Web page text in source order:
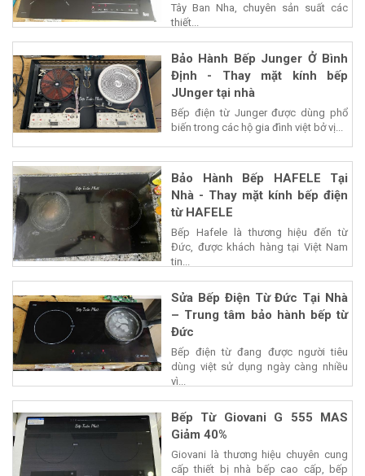
Tây Ban Nha, chuyên sản suất các
thiết...
Bảo Hành Bếp Junger Ở Bình
Định - Thay mặt kính bếp
JUnger tại nhà
Bếp điện từ Junger được dùng phổ
biến trong các hộ gia đình việt bở vị...
Bảo Hành Bếp HAFELE Tại
Nhà - Thay mặt kính bếp điện
từ HAFELE
Bếp Hafele là thương hiệu đến từ
Đức, được khách hàng tại Việt Nam
tin...
Sửa Bếp Điện Từ Đức Tại Nhà
– Trung tâm bảo hành bếp từ
Đức
Bếp điện từ đang được người tiêu
dùng việt sử dụng ngày càng nhiều
vì...
Bếp Từ Giovani G 555 MAS
Giảm 40%
Giovani là thương hiệu chuyên cung
cấp thiết bị nhà bếp cao cấp, bếp